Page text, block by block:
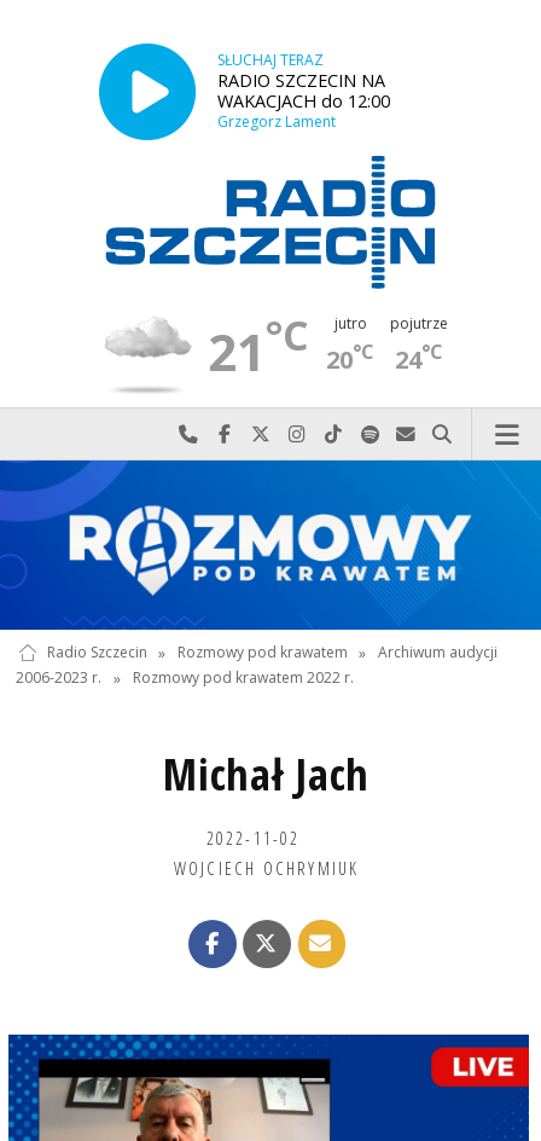
SŁUCHAJ TERAZ
RADIO SZCZECIN NA
WAKACJACH do 12:00
Grzegorz Lament
21°C jutro
20°C
pojutrze
24°C
Najlepiej po prostu do nas zadzwoń
Odwiedź nas na Facebook-u
Odwiedź nas na X
Odwiedź nas na Instagram-ie
Odwiedź nas na TikTok-u
Szukaj nas na Spotify
Wyślij do nas
Szukaj
Radio Szczecin » Rozmowy pod krawatem » Archiwum audycji
2006-2023 r.
» Rozmowy pod krawatem 2022 r.
Michał Jach
2022-11-02
WOJCIECH OCHRYMIUK